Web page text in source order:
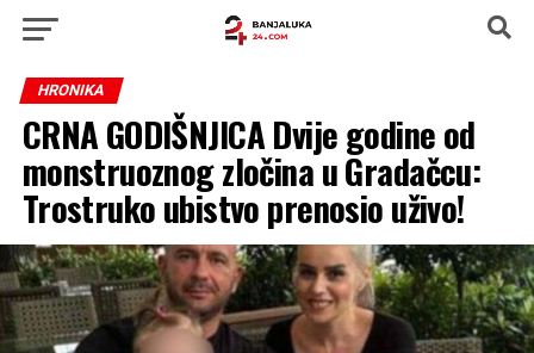
HRONIKA
CRNA GODIŠNJICA Dvije godine od
monstruoznog zločina u Gradačcu:
Trostruko ubistvo prenosio uživo!